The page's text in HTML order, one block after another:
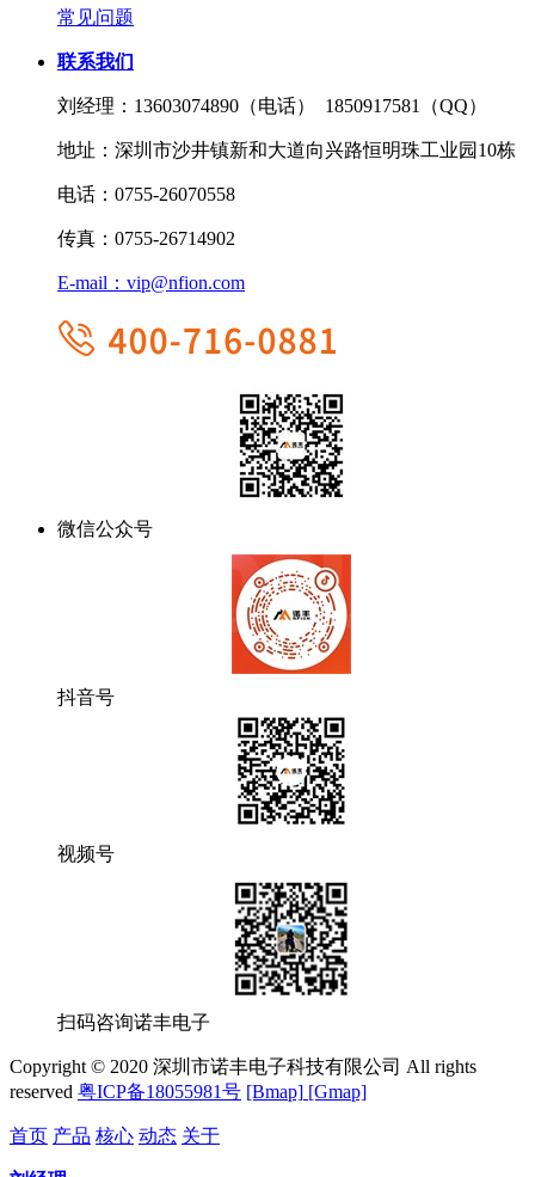
常见问题
联系我们
刘经理： 13603074890（电话） 1850917581（QQ）
地址： 深圳市沙井镇新和大道向兴路恒明珠工业园10栋
电话： 0755-26070558
传真： 0755-26714902
E-mail： vip@nfion.com
微信公众号
抖音号
视频号
扫码咨询诺丰电子
Copyright © 2020 深圳市诺丰电子科技有限公司 All rights
reserved 粤ICP备18055981号 [Bmap] [Gmap]
首页 产品 核心 动态 关于